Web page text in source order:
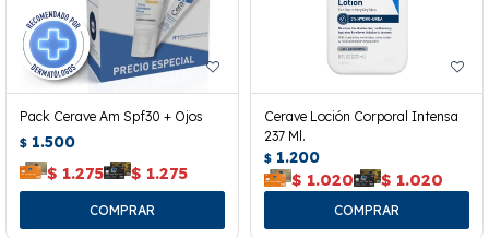
Pack Cerave Am Spf30 + Ojos
$ 1.500
$ 1.275 $ 1.275
Cerave Loción Corporal Intensa
237 Ml.
$ 1.200
$ 1.020 $ 1.020